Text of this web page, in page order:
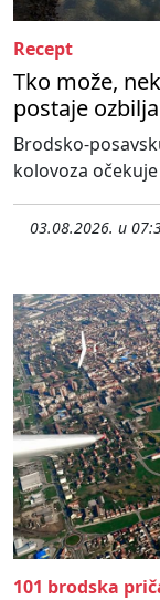
Recept
Tko može,
postaje
Brodsko-
kolovoza
03.08.2026. u
101 brodska